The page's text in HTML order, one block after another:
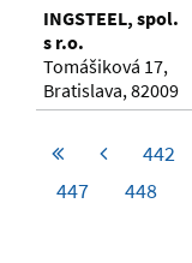
INGSTEEL, spol.
s r.o.
Tomášiková 17,
Bratislava, 82009
442
447
448